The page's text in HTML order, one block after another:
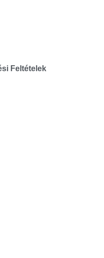
Feltételek